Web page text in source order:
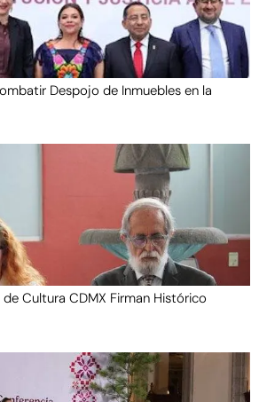
Despojo de Inmuebles en la
de Cultura CDMX Firman Histórico